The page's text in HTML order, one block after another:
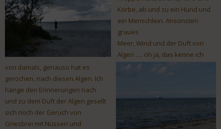
Körbe, ab und zu ein Hund und
ein Menschlein. Ansonsten
graues
Meer, Wind und der Duft von
Algen …. oh ja, das kenne ich
von damals, genauso hat es
gerochen, nach diesen Algen. Ich
hänge den Erinnerungen nach
und zu dem Duft der Algen gesellt
sich noch der Geruch von
Griesbrei mit Nüssen und